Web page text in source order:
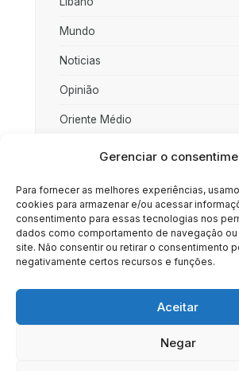
Gerenciar o
Para fornecer as melhores experiências,
cookies para armazenar e/ou acessar
consentimento para essas tecnologias nos
dados como comportamento de navegação
site. Não consentir ou retirar o consentimento
negativamente certos recursos e funções.
Aceitar
Negar
Mundo
Noticias
Opinião
Oriente Médio
Rússia
Sociedade
Uncategorized